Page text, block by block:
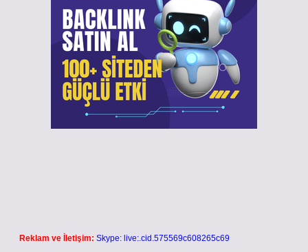
Reklam ve İletişim: Skype: live:.cid.575569c608265c69